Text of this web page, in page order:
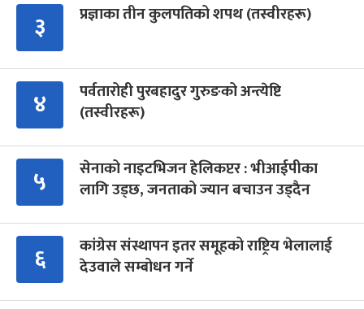
३ प्रज्ञाका तीन कुलपतिको शपथ (तस्वीरहरू)
४
पर्वतारोही पुरबहादुर गुरुङको अन्त्येष्टि
(तस्वीरहरू)
५
सेनाको नाइटभिजन हेलिकप्टर : भीआईपीका
लागि उड्छ, जनताको ज्यान बचाउन उड्दैन
६
कांग्रेस संस्थापन इतर समूहको राष्ट्रिय भेलालाई
देउवाले सम्बोधन गर्ने